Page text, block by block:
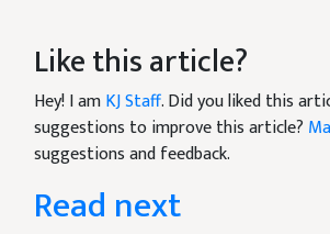
Like this article?
Hey! I amKJ Staff. Did you liked this
suggestions to improve this article?
suggestions and feedback.
Read next